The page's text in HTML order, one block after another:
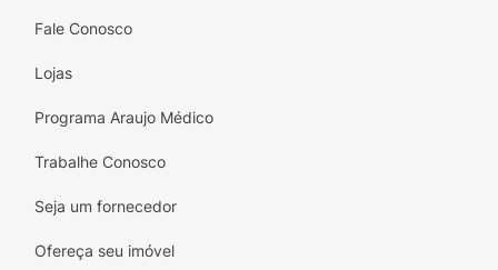
Fale Conosco
Lojas
Programa Araujo Médico
Trabalhe Conosco
Seja um fornecedor
Ofereça seu imóvel